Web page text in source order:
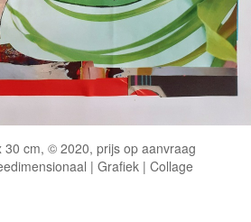
30 cm, © 2020, prijs op aanvraag
| Grafiek | Collage